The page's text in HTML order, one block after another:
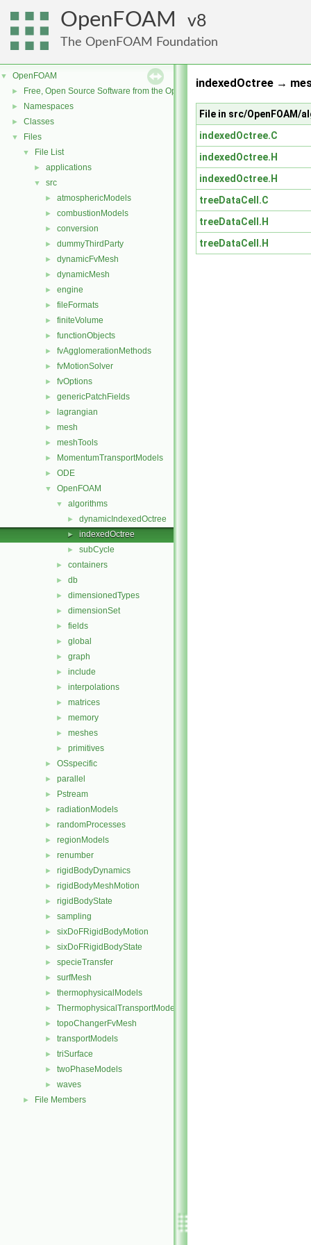
OpenFOAM 8
The OpenFOAM Foundation
▼ OpenFOAM
► Free, Open Source Software from the OpenFOAM Foundation
► Namespaces
► Classes
▼ Files
▼ File List
► applications
▼ src
► atmosphericModels
► combustionModels
► conversion
► dummyThirdParty
► dynamicFvMesh
► dynamicMesh
► engine
► fileFormats
► finiteVolume
► functionObjects
► fvAgglomerationMethods
► fvMotionSolver
► fvOptions
► genericPatchFields
► lagrangian
► mesh
► meshTools
► MomentumTransportModels
► ODE
▼ OpenFOAM
▼ algorithms
► dynamicIndexedOctree
► indexedOctree
► subCycle
► containers
► db
► dimensionedTypes
► dimensionSet
► fields
► global
► graph
► include
► interpolations
► matrices
► memory
► meshes
► primitives
► OSspecific
► parallel
► Pstream
► radiationModels
► randomProcesses
► regionModels
► renumber
► rigidBodyDynamics
► rigidBodyMeshMotion
► rigidBodyState
► sampling
► sixDoFRigidBodyMotion
► sixDoFRigidBodyState
► specieTransfer
► surfMesh
► thermophysicalModels
► ThermophysicalTransportModels
► topoChangerFvMesh
► transportModels
► triSurface
► twoPhaseModels
► waves
► File Members
indexedOctree →
File in src/OpenFOAM/
indexedOctree.C
indexedOctree.H
indexedOctree.H
treeDataCell.C
treeDataCell.H
treeDataCell.H